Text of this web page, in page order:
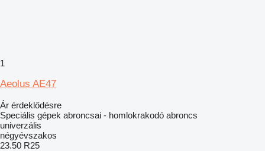
1
Aeolus AE47
Ár érdeklődésre
Speciális gépek abroncsai - homlokrakodó abroncs
univerzális
négyévszakos
23.50 R25